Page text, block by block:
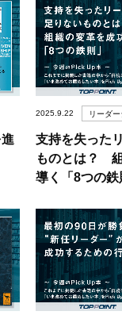
2025.9.22 リーダ
支持を失った
ものとは？
導く「8つの鉄